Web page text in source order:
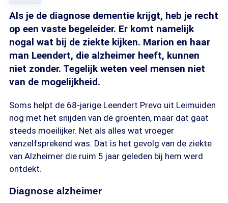
Als je de diagnose dementie krijgt, heb je recht
op een vaste begeleider. Er komt namelijk
nogal wat bij de ziekte kijken. Marion en haar
man Leendert, die alzheimer heeft, kunnen
niet zonder. Tegelijk weten veel mensen niet
van de mogelijkheid.
Soms helpt de 68-jarige Leendert Prevo uit Leimuiden
nog met het snijden van de groenten, maar dat gaat
steeds moeilijker. Net als alles wat vroeger
vanzelfsprekend was. Dat is het gevolg van de ziekte
van Alzheimer die ruim 5 jaar geleden bij hem werd
ontdekt.
Diagnose alzheimer